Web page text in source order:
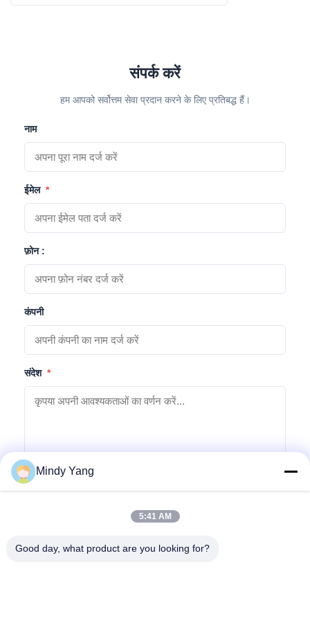
संपर्क करें
हम आपको सर्वोत्तम सेवा प्रदान करने के लिए प्रतिबद्ध हैं।
नाम
ईमेल *
फ़ोन :
कंपनी
संदेश *
Mindy Yang
5:41 AM
Good day, what product are you looking for?